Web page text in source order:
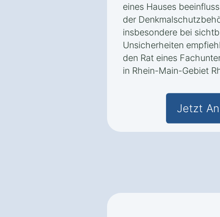
eines Hauses
der
insbesondere bei
Unsicherheiten
den Rat eines
in Rhein-Main-Gebiet
Jetzt